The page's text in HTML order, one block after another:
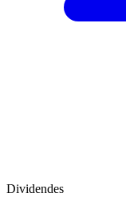
Dividendes